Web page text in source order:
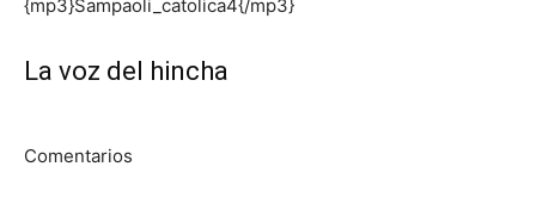
{mp3}Sampaoli_catolica4{/mp3}
La voz del hincha
Comentarios